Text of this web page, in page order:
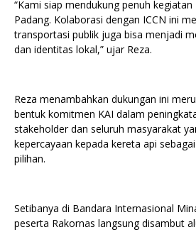
“Kami siap mendukung penuh
Padang. Kolaborasi dengan ICCN ini
transportasi publik juga bisa menjadi
dan identitas lokal,” ujar Reza.
Reza menambahkan dukungan ini
bentuk komitmen KAI dalam
stakeholder dan seluruh masyarakat
kepercayaan kepada kereta api
pilihan.
Setibanya di Bandara Internasional
peserta Rakornas langsung disambut